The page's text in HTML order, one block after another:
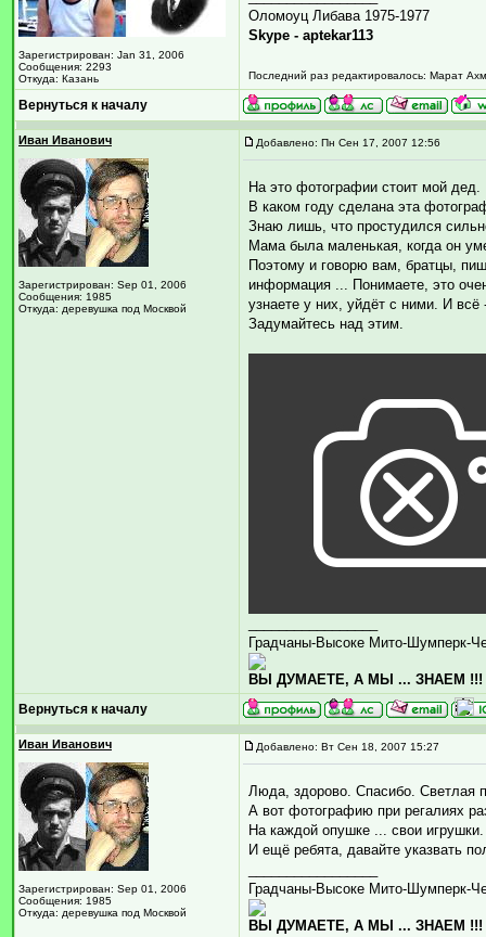
Зарегистрирован: Jan 31, 2006
Сообщения: 2293
Откуда: Казань
Оломоуц Либава 1975-1977
Skype - aptekar113
Последний раз редактировалось: Марат
Вернуться к началу
Иван Иванович
Зарегистрирован: Sep 01, 2006
Сообщения: 1985
Откуда: деревушка под Москвой
Добавлено: Пн Сен 17, 2007 12:56
На это фотографии стоит мой
В каком году сделана эта
Знаю лишь, что простудился
Мама была маленькая, когда он
Поэтому и говорю вам, братцы,
информация ... Понимаете, это
узнаете у них, уйдёт с ними. И всё
Задумайтесь над этим.
Градчаны-Высоке Мито-Шумперк-
ВЫ ДУМАЕТЕ, А МЫ ... ЗНАЕМ !!!
Вернуться к началу
Иван Иванович
Зарегистрирован: Sep 01, 2006
Сообщения: 1985
Откуда: деревушка под Москвой
Добавлено: Вт Сен 18, 2007 15:27
Люда, здорово. Спасибо. Светлая
А вот фотографию при регалиях
На каждой опушке ... свои
И ещё ребята, давайте указвать
Градчаны-Высоке Мито-Шумперк-
ВЫ ДУМАЕТЕ, А МЫ ... ЗНАЕМ !!!